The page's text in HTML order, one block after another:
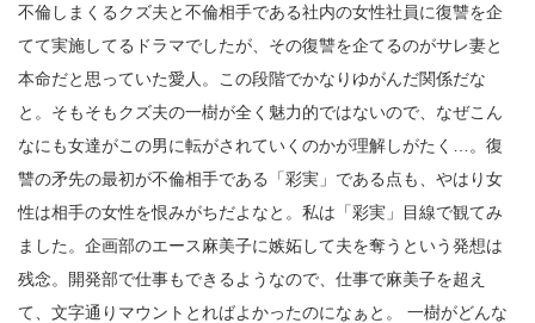
不倫しまくるクズ夫と不倫相手である社内の女性社員に復讐を企
てて実施してるドラマでしたが、その復讐を企てるのがサレ妻と
本命だと思っていた愛人。この段階でかなりゆがんだ関係だな
と。そもそもクズ夫の一樹が全く魅力的ではないので、なぜこん
なにも女達がこの男に転がされていくのかが理解しがたく…。復
讐の矛先の最初が不倫相手である「彩実」である点も、やはり女
性は相手の女性を恨みがちだよなと。私は「彩実」目線で観てみ
ました。企画部のエース麻美子に嫉妬して夫を奪うという発想は
残念。開発部で仕事もできるようなので、仕事で麻美子を超え
て、文字通りマウントとればよかったのになぁと。 一樹がどんな